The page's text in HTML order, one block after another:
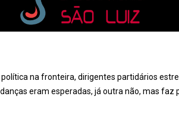
na fronteira, dirigentes partidários
eram esperadas, já outra não, mas faz